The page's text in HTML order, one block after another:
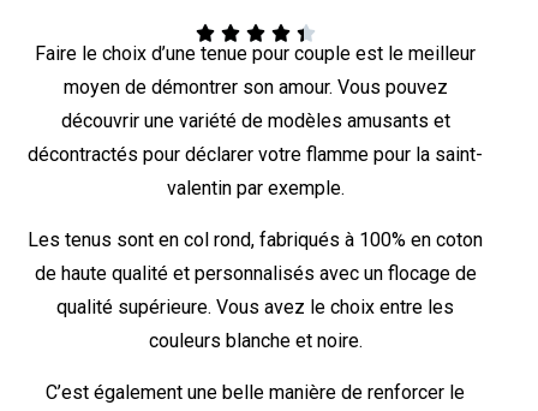
    
Faire le choix d’une tenue pour couple est le meilleur
moyen de démontrer son amour. Vous pouvez
découvrir une variété de modèles amusants et
décontractés pour déclarer votre flamme pour la saint-
valentin par exemple.
Les tenus sont en col rond, fabriqués à 100% en coton
de haute qualité et personnalisés avec un flocage de
qualité supérieure. Vous avez le choix entre les
couleurs blanche et noire.
C’est également une belle manière de renforcer le